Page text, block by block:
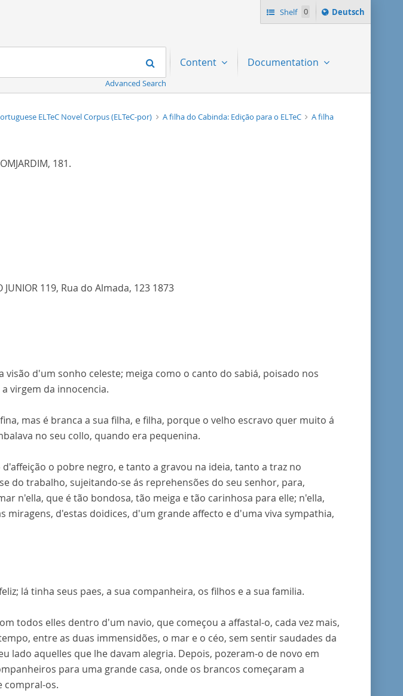
Shelf 0
Sprache
ï¿½ndern
Deutsch
Search
Advanced Search
Content Documentation
ELTeC Novel Corpus (ELTeC-por) A filha do Cabinda: Edição para o ELTeC
A filha
181.
JUNIOR 119, Rua do Almada, 123 1873
visão d'um sonho celeste; meiga como o canto do sabiá, poisado nos
virgem da innocencia.
mas é branca a sua filha, e filha, porque o velho escravo quer muito á
no seu collo, quando era pequenina.
d'affeição o pobre negro, e tanto a gravou na ideia, tanto a traz no
do trabalho, sujeitando-se ás reprehensões do seu senhor, para,
n'ella, que é tão bondosa, tão meiga e tão carinhosa para elle; n'ella,
miragens, d'estas doidices, d'um grande affecto e d'uma viva sympathia,
lá tinha seus paes, a sua companheira, os filhos e a sua familia.
todos elles dentro d'um navio, que começou a affastal-o, cada vez mais,
entre as duas immensidões, o mar e o céo, sem sentir saudades da
lado aquelles que lhe davam alegria. Depois, pozeram-o de novo em
para uma grande casa, onde os brancos começaram a
compral-os.